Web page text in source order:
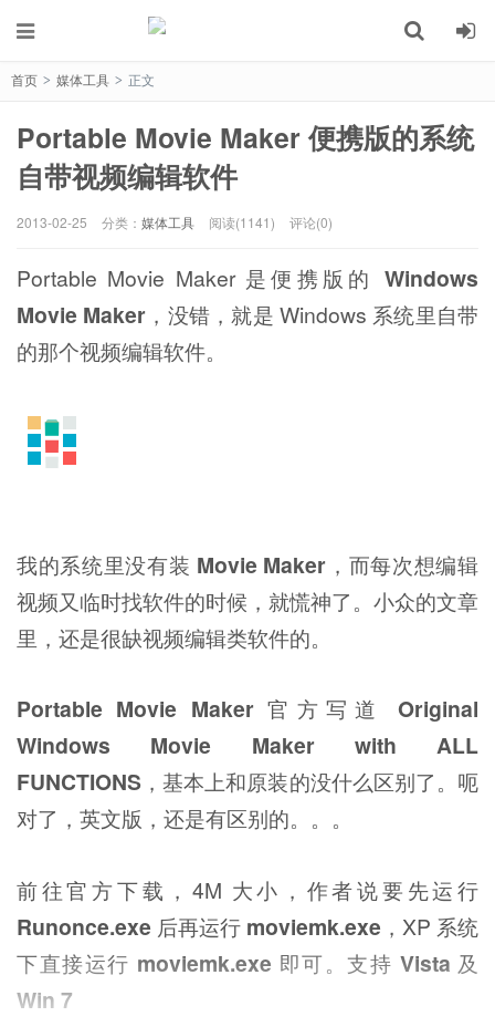
首页 > 媒体工具 > 正文
Portable Movie Maker 便携版的系统
自带视频编辑软件
2013-02-25 分类： 媒体工具 阅读(1141) 评论(0)
Portable Movie Maker 是便携版的 Windows
Movie Maker ，没错，就是 Windows 系统里自带
的那个视频编辑软件。
我的系统里没有装 Movie Maker ，而每次想编辑
视频又临时找软件的时候，就慌神了。小众的文章
里，还是很缺视频编辑类软件的。
Portable Movie Maker官方写道 Original
Windows Movie Maker with ALL
FUNCTIONS ，基本上和原装的没什么区别了。呃
对了，英文版，还是有区别的。。。
前往官方下载，4M 大小，作者说要先运行
Runonce.exe 后再运行 moviemk.exe ，XP 系统
下直接运行 moviemk.exe 即可。支持 Vista 及
Win 7